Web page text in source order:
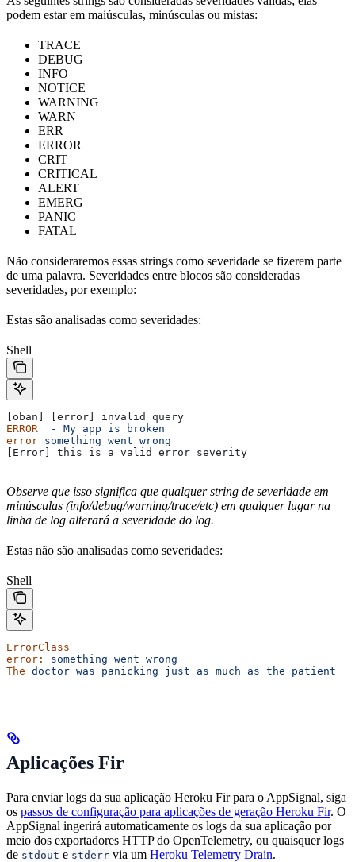
podem estar em maiúsculas, minúsculas ou mistas:
TRACE
DEBUG
INFO
NOTICE
WARNING
WARN
ERR
ERROR
CRIT
CRITICAL
ALERT
EMERG
PANIC
FATAL
Não consideraremos essas strings como severidade se fizerem parte
de uma palavra. Severidades entre blocos são consideradas
severidades, por exemplo:
Estas são analisadas como severidades:
Shell
[oban] [error] invalid query
ERROR
  -
My app is broken
error something went wrong
[Error] this is a valid error severity
Observe que isso significa que qualquer string de severidade em
minúsculas (info/debug/warning/trace/etc) em qualquer lugar na
linha de log alterará a severidade do log.
Estas não são analisadas como severidades:
Shell
ErrorClass
error:
something went wrong
The doctor was panicking just as much as the patient
Aplicações Fir
Para enviar logs da sua aplicação Heroku Fir para o AppSignal, siga
os passos de configuração para aplicações de geração Heroku Fir. O
AppSignal ingerirá automaticamente os logs da sua aplicação por
meio dos exportadores HTTP do OpenTelemetry, ou quaisquer logs
de stdout e stderr via um Heroku Telemetry Drain.